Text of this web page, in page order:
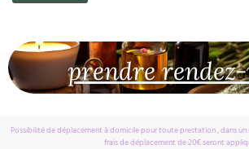
prendre
Possibilité de déplacement à domicile pour toute prestation , dans un
frais de déplacement de 20€ seront